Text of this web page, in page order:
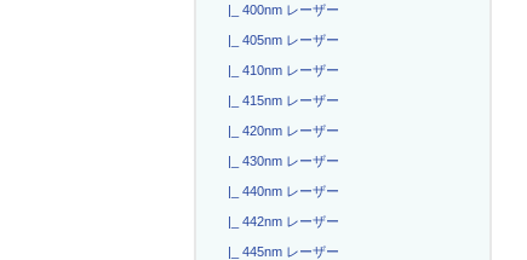
|_ 400nm レーザー
|_ 405nm レーザー
|_ 410nm レーザー
|_ 415nm レーザー
|_ 420nm レーザー
|_ 430nm レーザー
|_ 440nm レーザー
|_ 442nm レーザー
|_ 445nm レーザー